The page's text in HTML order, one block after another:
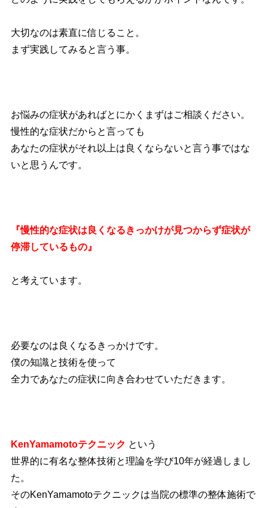
大切なのは素直に信じること。
まず実践してみると言う事。
お悩みの症状があればとにかくまずはご相談ください。
慢性的な症状だからと言っても
あなたの症状がそれ以上は良くならないと言う事ではな
いと思うんです。
『慢性的な症状は良くなるきっかけが見つからず症状が
停滞しているもの』
と考えています。
必要なのは良くなるきっかけです。
僕の知識と技術を使って
全力であなたの症状に向き合わせていただきます。
KenYamamotoテクニック という
世界的に有名な整体技術と理論を学び10年が経過しまし
た。
そのKenYamamotoテクニックは当院の標準の整体施術で